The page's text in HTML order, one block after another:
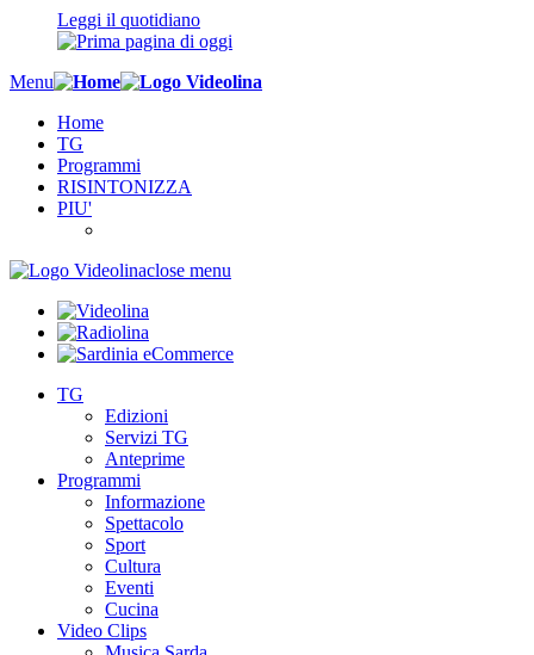
Leggi il quotidiano
Menu
Home
TG
Programmi
RISINTONIZZA
PIU'
close menu
TG
Edizioni
Servizi TG
Anteprime
Programmi
Informazione
Spettacolo
Sport
Cultura
Eventi
Cucina
Video Clips